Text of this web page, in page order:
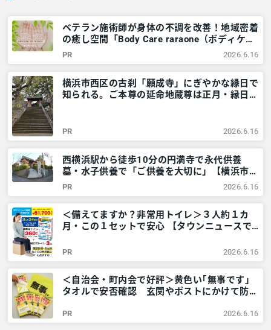
ベテラン施術師が身体の不調を改善！地域密着
の癒し空間「Body Care raraone（ボディケア
ララワン）」＠横浜市西区 – 神奈川・東京多
摩のご近所情報 – レアリア
PR 2026.6.16
横浜市西区の古刹「願成寺」にぎやかな縁日で
知られる。ご本尊の延命地蔵尊は正月・縁日に
PR 2026.6.16
西横浜駅から徒歩10分の円満寺で永代供養
墓・水子供養で「ご供養を大切に」【横浜市西
区】 – 神奈川・東京多摩のご近所情報 – レア
リア
PR 2026.6.16
＜備えてますか？非常用トイレ＞３人約１カ
月・この１セットで安心 【タウンニュースで
レアリア
PR 2026.6.16
＜自治会・町内会で好評＞黄色い｢無事です｣
タオルで安否確認 玄関やポストにかけて防災
アリア
PR 2026.6.16